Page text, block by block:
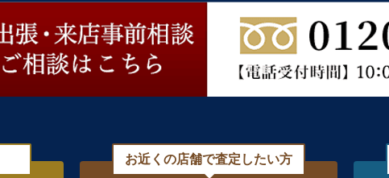
お近くの店舗で査定したい方